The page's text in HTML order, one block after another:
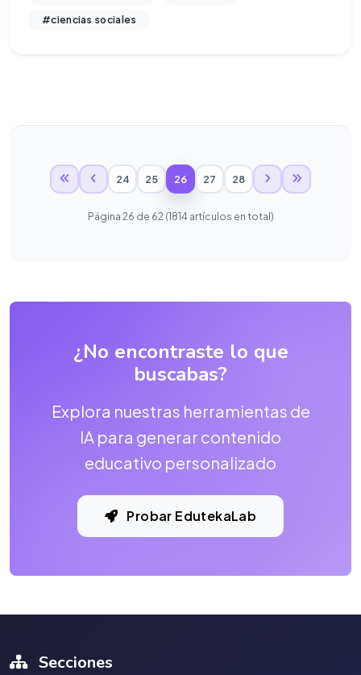
#ciencias sociales
24 25 26 27 28
Página 26 de 62 (1814 artículos en total)
¿No encontraste lo que
buscabas?
Explora nuestras herramientas de
IA para generar contenido
educativo personalizado
Probar EdutekaLab
Secciones